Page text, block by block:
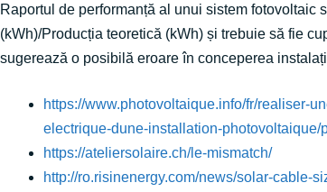
Raportul de performanță al unui sistem fotovoltaic
(kWh)/Producția teoretică (kWh) și trebuie să fie
sugerează o posibilă eroare în conceperea
https://www.photovoltaique.info/fr/realiser-
electrique-dune-installation-
https://ateliersolaire.ch/le-mismatch/
http://ro.risinenergy.com/news/solar-cable-